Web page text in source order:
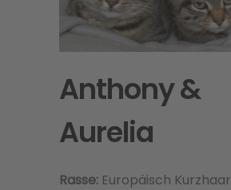
Anthony &
Aurelia
Rasse: Europäisch Kurzhaar